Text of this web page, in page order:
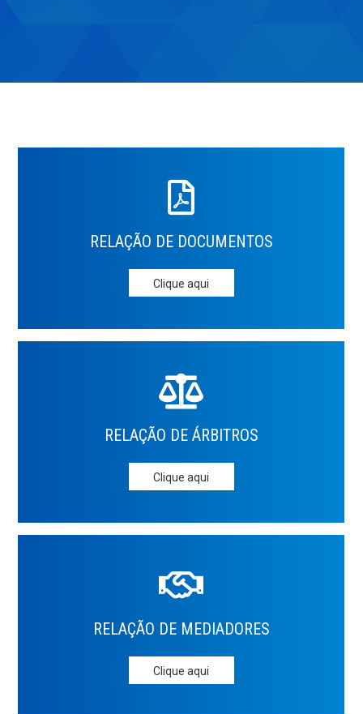
RELAÇÃO DE DOCUMENTOS
Clique aqui
RELAÇÃO DE ÁRBITROS
Clique aqui
RELAÇÃO DE MEDIADORES
Clique aqui